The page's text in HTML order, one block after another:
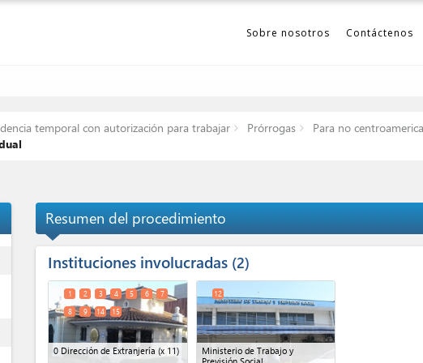
Sobre nosotros Contáctenos
temporal con autorización para trabajar Prórrogas
Para no
Resumen del procedimiento
Instituciones involucradas 2
0 Dirección de Extranjería (x 11)
1 2 3 4 5 6
7
8
9 14 15
Ministerio de Trabajo y
12